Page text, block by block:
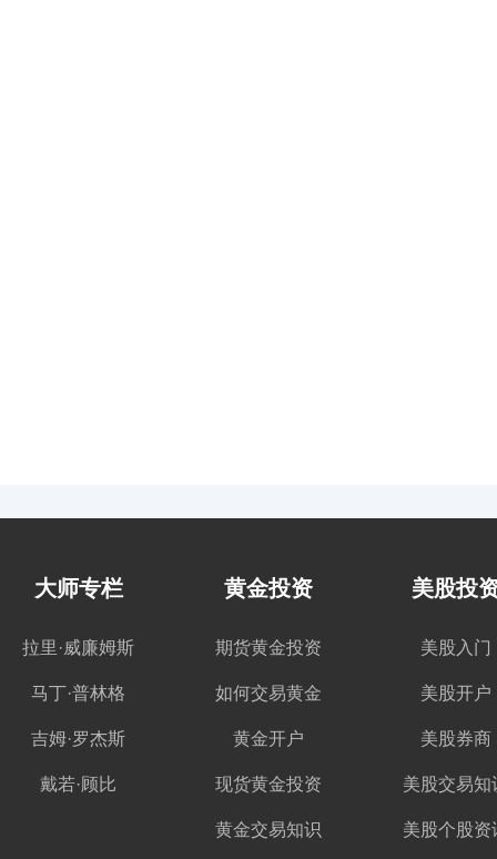
大师专栏
拉里·威廉姆斯
马丁·普林格
吉姆·罗杰斯
戴若·顾比
黄金投资
期货黄金投资
如何交易黄金
黄金开户
现货黄金投资
黄金交易知识
美股投
美股入门
美股开户
美股券商
美股交易知
美股个股资